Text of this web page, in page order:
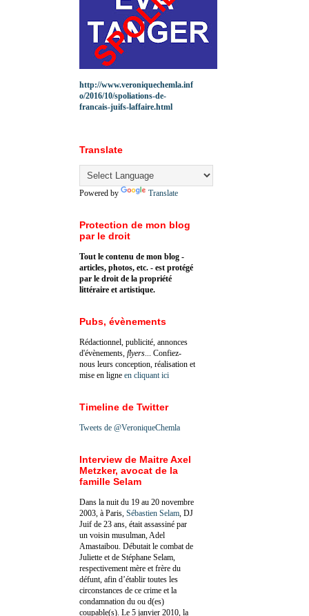
http://www.veroniquechemla.inf
o/2016/10/spoliations-de-
francais-juifs-laffaire.html
Translate
Powered by Translate
Protection de mon blog
par le droit
Tout le contenu de mon blog -
articles, photos, etc. - est protégé
par le droit de la propriété
littéraire et artistique.
Pubs, évènements
Rédactionnel, publicité, annonces
d'évènements, flyers ... Confiez-
nous leurs conception, réalisation et
mise en ligne en cliquant ici
Timeline de Twitter
Tweets de @VeroniqueChemla
Interview de Maitre Axel
Metzker, avocat de la
famille Selam
Dans la nuit du 19 au 20 novembre
2003, à Paris, Sébastien Selam , DJ
Juif de 23 ans, était assassiné par
un voisin musulman, Adel
Amastaibou. Débutait le combat de
Juliette et de Stéphane Selam,
respectivement mère et frère du
défunt, afin d’établir toutes les
circonstances de ce crime et la
condamnation du ou d(es)
coupable(s). Le 5 janvier 2010, la